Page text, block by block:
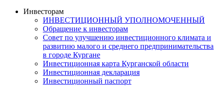
Инвесторам
ИНВЕСТИЦИОННЫЙ УПОЛНОМОЧЕННЫЙ
Обращение к инвесторам
Совет по улучшению инвестиционного климата и
развитию малого и среднего предпринимательства
в городе Кургане
Инвестиционная карта Курганской области
Инвестиционная декларация
Инвестиционный паспорт